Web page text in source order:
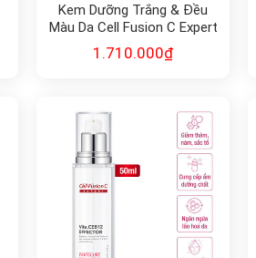
Kem Dưỡng Trắng & Đều
Màu Da Cell Fusion C Expert
WhiteCure Vita.CEB12
Cream
1.710.000₫